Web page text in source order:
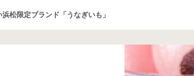
松限定ブランド「うなぎいも」